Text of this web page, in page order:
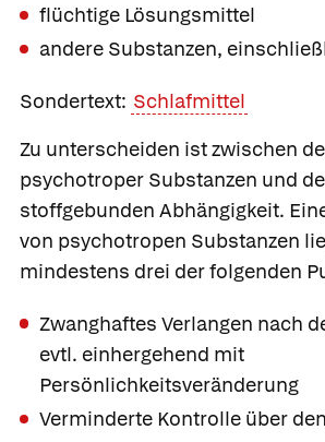
flüchtige Lösungsmittel
andere Substanzen,
Sondertext: Schlafmittel
Zu unterscheiden ist zwischen
psychotroper Substanzen und
stoffgebunden Abhängigkeit.
von psychotropen Substanzen
mindestens drei der folgenden
Zwanghaftes Verlangen nach
evtl. einhergehend mit
Persönlichkeitsveränderung
Verminderte Kontrolle über